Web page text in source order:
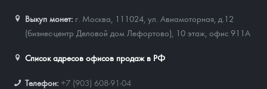
Выкуп монет: г. Москва, 111024, ул. Авиамоторная, д.12
(бизнес-центр Деловой дом Лефортово), 10 этаж, офис 911А
Список адресов офисов продаж в РФ
Телефон: +7 (903) 608-91-04